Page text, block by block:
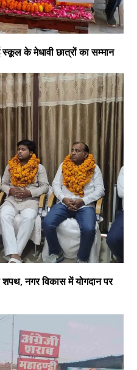
स्कूल के मेधावी छात्रों का सम्मान
नगर विकास में योगदान पर